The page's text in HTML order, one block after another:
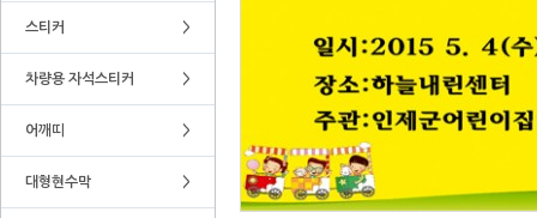
스티커 >
차량용 자석스티커 >
어깨띠 >
대형현수막 >